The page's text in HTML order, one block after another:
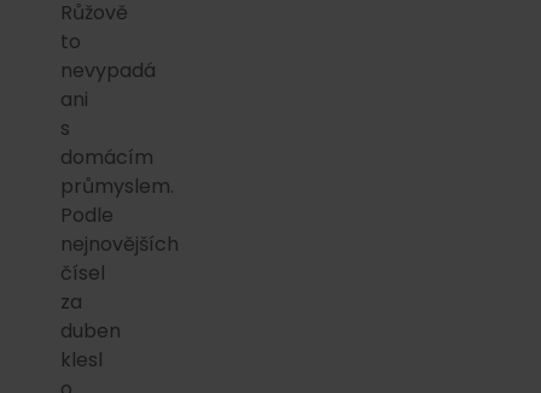
Růžově
to
nevypadá
ani
s
domácím
průmyslem.
Podle
nejnovějších
čísel
za
duben
klesl